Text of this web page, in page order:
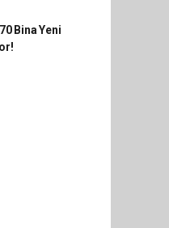
Bina Yeni